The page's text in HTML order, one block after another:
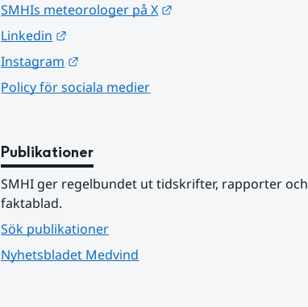
SMHIs meteorologer på X
Linkedin
Instagram
Policy för sociala medier
Publikationer
SMHI ger regelbundet ut tidskrifter, rapporter och
faktablad.
Sök publikationer
Nyhetsbladet Medvind